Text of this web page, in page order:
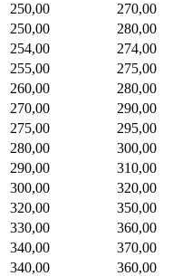
250,00
270,00
250,00
280,00
254,00
274,00
255,00
275,00
260,00
280,00
270,00
290,00
275,00
295,00
280,00
300,00
290,00
310,00
300,00
320,00
320,00
350,00
330,00
360,00
340,00
370,00
340,00
360,00